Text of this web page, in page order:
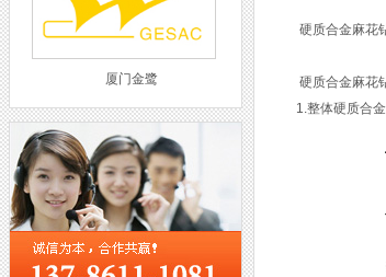
厦门金鹭
西工集团
硬质合金麻花
硬质合金麻花
1.整体硬质合